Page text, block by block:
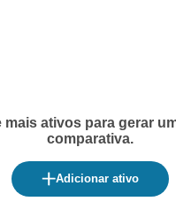
mais ativos para gerar
comparativa.
Adicionar ativo